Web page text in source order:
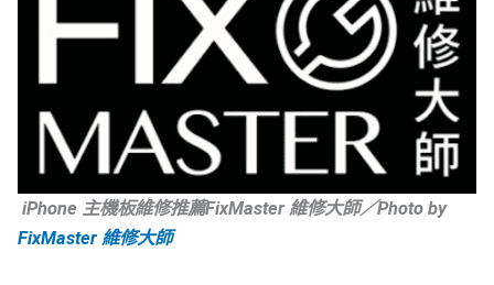
iPhone 主機板維修推薦FixMaster 維修大師／Photo by
FixMaster 維修大師